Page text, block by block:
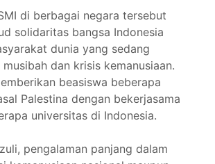
di berbagai negara tersebut
solidaritas bangsa Indonesia
dunia yang sedang
dan krisis kemanusiaan.
beasiswa beberapa
Palestina dengan bekerjasama
universitas di Indonesia.
pengalaman panjang dalam